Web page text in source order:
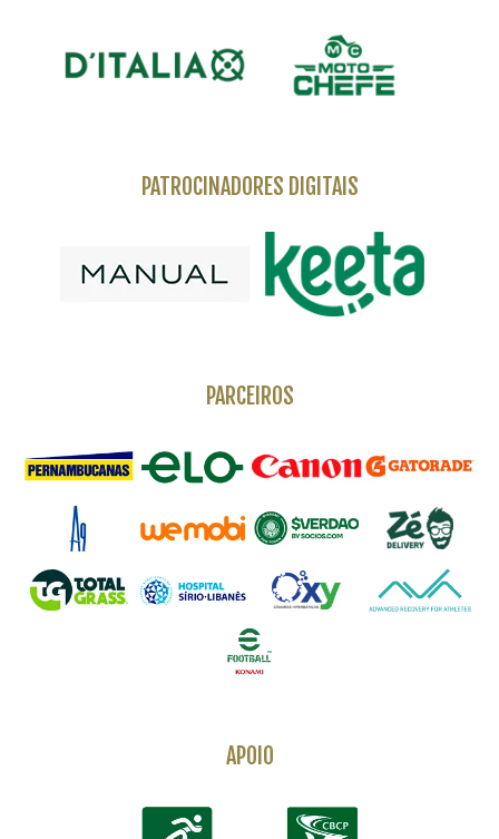
PATROCINADORES DIGITAIS
PARCEIROS
APOIO